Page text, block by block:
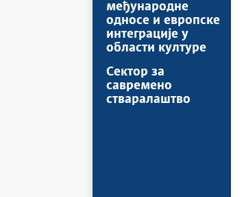
међународне
односе и европске
интеграције у
области културе
Сектор за
савремено
стваралаштво